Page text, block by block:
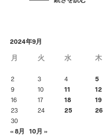
2024年9月
月 火 水 木
2
3 4 5
9
10 11 12
16
17 18 19
23
24 25 26
30
« 8月
10月 »